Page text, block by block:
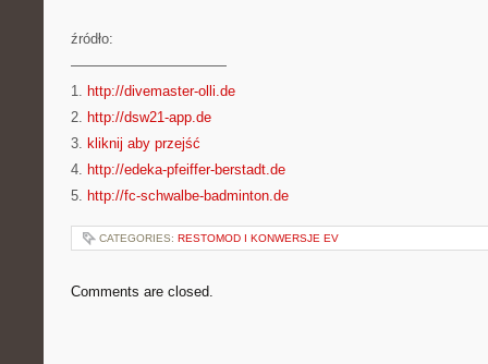
źródło:
———————————
1. http://divemaster-olli.de
2. http://dsw21-app.de
3. kliknij aby przejść
4. http://edeka-pfeiffer-berstadt.de
5. http://fc-schwalbe-badminton.de
CATEGORIES: RESTOMOD I KONWERSJE EV
Comments are closed.